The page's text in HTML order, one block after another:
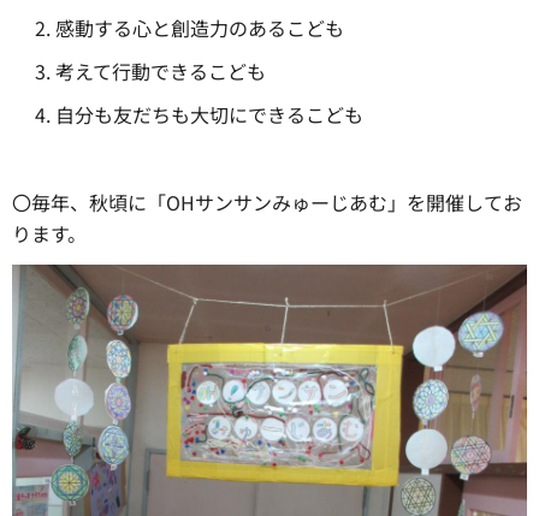
感動する心と創造力のあるこども
考えて行動できるこども
自分も友だちも大切にできるこども
〇毎年、秋頃に「OHサンサンみゅーじあむ」を開催してお
ります。